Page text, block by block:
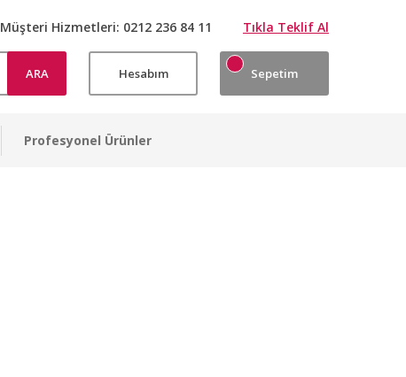
Müşteri Hizmetleri: 0212 236 84 11 Tıkla Teklif Al
ARA Hesabım Sepetim
Profesyonel Ürünler